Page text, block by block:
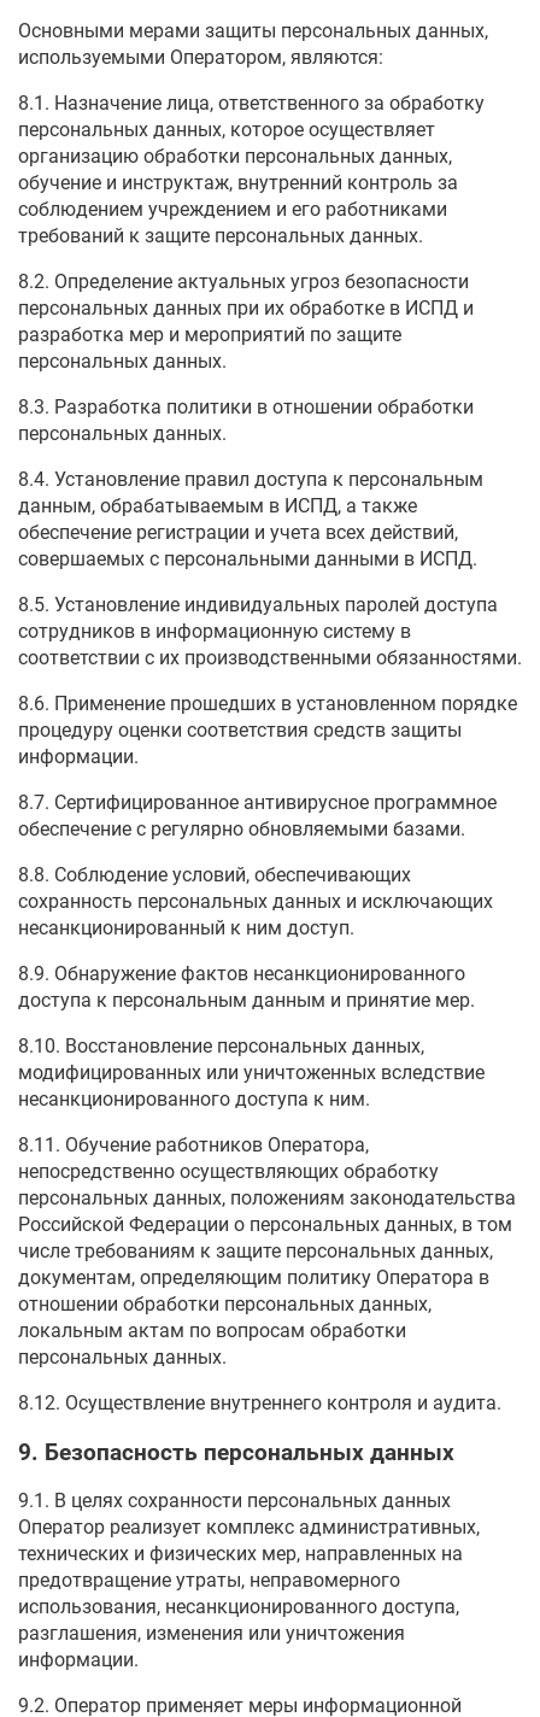
Основными мерами защиты персональных данных,
используемыми Оператором, являются:
8.1. Назначение лица, ответственного за обработку
персональных данных, которое осуществляет
организацию обработки персональных данных,
обучение и инструктаж, внутренний контроль за
соблюдением учреждением и его работниками
требований к защите персональных данных.
8.2. Определение актуальных угроз безопасности
персональных данных при их обработке в ИСПД и
разработка мер и мероприятий по защите
персональных данных.
8.3. Разработка политики в отношении обработки
персональных данных.
8.4. Установление правил доступа к персональным
данным, обрабатываемым в ИСПД, а также
обеспечение регистрации и учета всех действий,
совершаемых с персональными данными в ИСПД.
8.5. Установление индивидуальных паролей доступа
сотрудников в информационную систему в
соответствии с их производственными обязанностями.
8.6. Применение прошедших в установленном порядке
процедуру оценки соответствия средств защиты
информации.
8.7. Сертифицированное антивирусное программное
обеспечение с регулярно обновляемыми базами.
8.8. Соблюдение условий, обеспечивающих
сохранность персональных данных и исключающих
несанкционированный к ним доступ.
8.9. Обнаружение фактов несанкционированного
доступа к персональным данным и принятие мер.
8.10. Восстановление персональных данных,
модифицированных или уничтоженных вследствие
несанкционированного доступа к ним.
8.11. Обучение работников Оператора,
непосредственно осуществляющих обработку
персональных данных, положениям законодательства
Российской Федерации о персональных данных, в том
числе требованиям к защите персональных данных,
документам, определяющим политику Оператора в
отношении обработки персональных данных,
локальным актам по вопросам обработки
персональных данных.
8.12. Осуществление внутреннего контроля и аудита.
9. Безопасность персональных данных
9.1. В целях сохранности персональных данных
Оператор реализует комплекс административных,
технических и физических мер, направленных на
предотвращение утраты, неправомерного
использования, несанкционированного доступа,
разглашения, изменения или уничтожения
информации.
9.2. Оператор применяет меры информационной